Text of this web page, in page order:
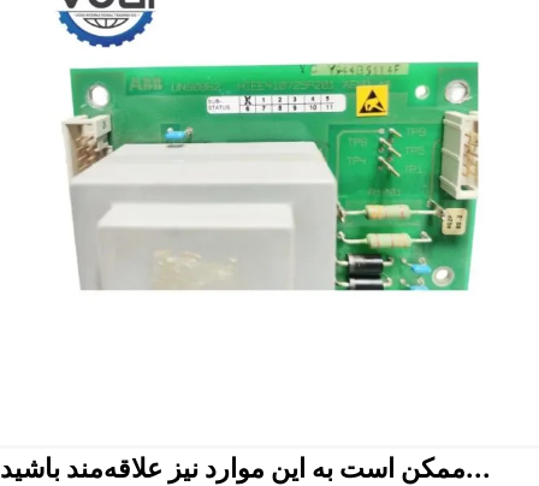
ممکن است به این موارد نیز علاقه‌مند باشید...